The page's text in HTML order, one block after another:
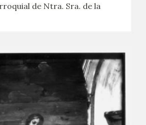
de Ntra. Sra. de la